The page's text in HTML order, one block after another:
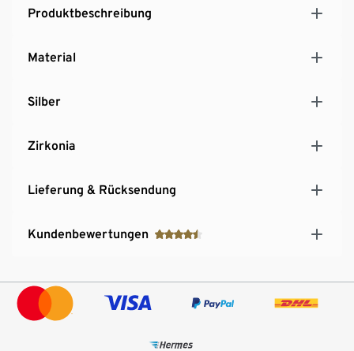
Produktbeschreibung
Material
Silber
Zirkonia
Lieferung & Rücksendung
Kundenbewertungen